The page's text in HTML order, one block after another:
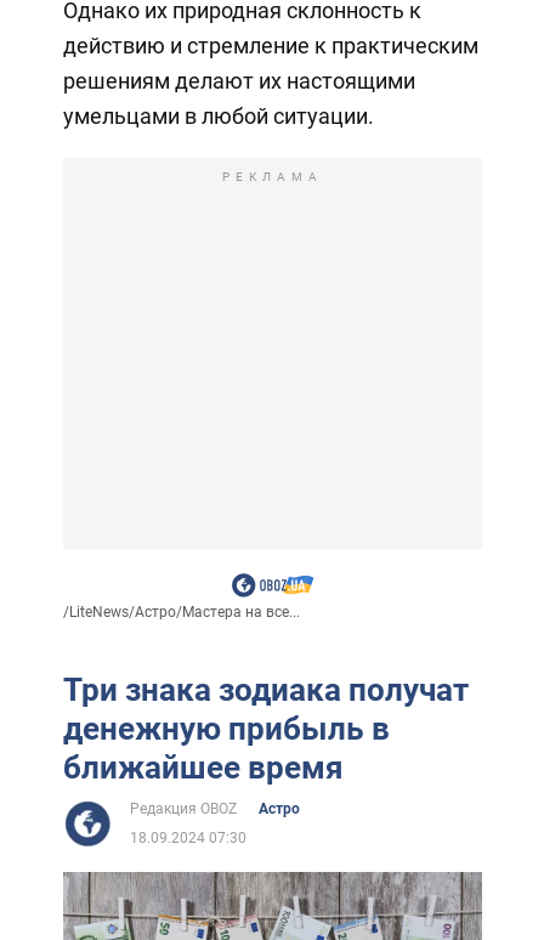
Однако их природная склонность к
действию и стремление к практическим
решениям делают их настоящими
умельцами в любой ситуации.
РЕКЛАМА
/LiteNews/Астро/Мастера на все...
Три знака зодиака получат
денежную прибыль в
ближайшее время
Редакция OBOZ
Астро
18.09.2024 07:30